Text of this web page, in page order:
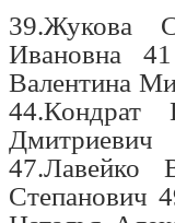
39.Жукова
Ивановна
Валентина
44.Кондрат
47.Лавейко
Степанович